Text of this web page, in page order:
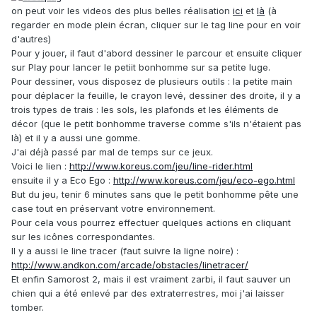
on peut voir les videos des plus belles réalisation ici et là (à
regarder en mode plein écran, cliquer sur le tag line pour en voir
d'autres)
Pour y jouer, il faut d'abord dessiner le parcour et ensuite cliquer
sur Play pour lancer le petiit bonhomme sur sa petite luge.
Pour dessiner, vous disposez de plusieurs outils : la petite main
pour déplacer la feuille, le crayon levé, dessiner des droite, il y a
trois types de trais : les sols, les plafonds et les éléments de
décor (que le petit bonhomme traverse comme s'ils n'étaient pas
là) et il y a aussi une gomme.
J'ai déjà passé par mal de temps sur ce jeux.
Voici le lien : http://www.koreus.com/jeu/line-rider.html
ensuite il y a Eco Ego : http://www.koreus.com/jeu/eco-ego.html
But du jeu, tenir 6 minutes sans que le petit bonhomme pête une
case tout en préservant votre environnement.
Pour cela vous pourrez effectuer quelques actions en cliquant
sur les icônes correspondantes.
Il y a aussi le line tracer (faut suivre la ligne noire) :
http://www.andkon.com/arcade/obstacles/linetracer/
Et enfin Samorost 2, mais il est vraiment zarbi, il faut sauver un
chien qui a été enlevé par des extraterrestres, moi j'ai laisser
tomber.